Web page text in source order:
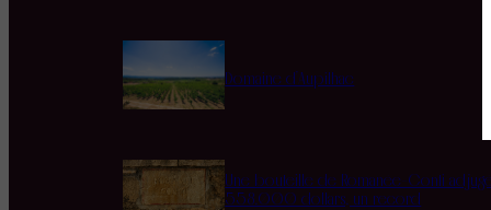
Domaine d’Aupilhac
Une bouteille de Romanée-Conti
558.000 dollars, un record